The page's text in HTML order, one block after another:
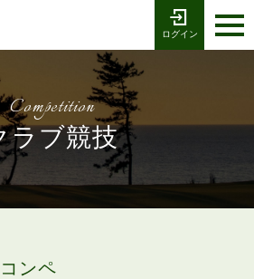
ログイン
お電話でのご予約
Tel 0776-79-1111
Competition
ラブ競技
ンペ